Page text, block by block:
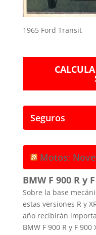
1965 Ford Transit
Seguros
Motos:
BMW F 900 R y
Sobre la base
estas versiones R y
año recibirán
BMW F 900 R y F